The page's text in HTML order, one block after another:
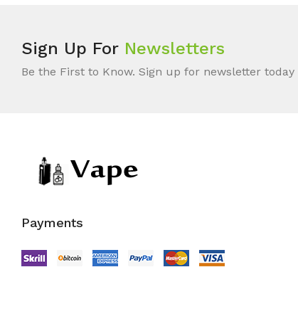
Sign Up For Newsletters
Be the First to Know. Sign up for newsletter today
Payments